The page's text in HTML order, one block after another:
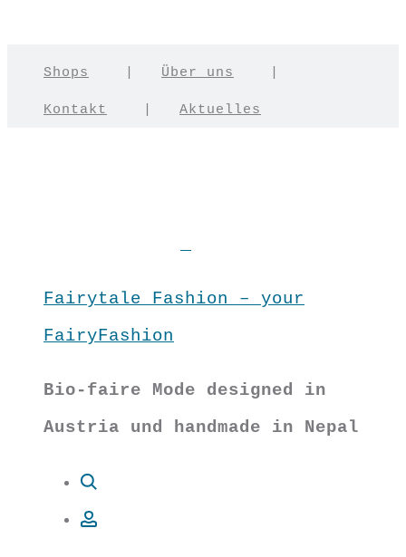
Shops Über uns
Kontakt Aktuelles
Fairytale Fashion – your
FairyFashion
Bio-faire Mode designed in
Austria und handmade in Nepal